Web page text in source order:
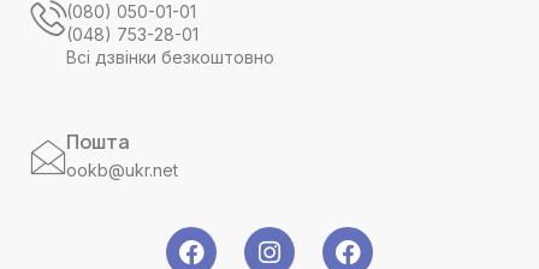
(080) 050-01-01
(048) 753-28-01
Всі дзвінки безкоштовно
Пошта
ookb@ukr.net